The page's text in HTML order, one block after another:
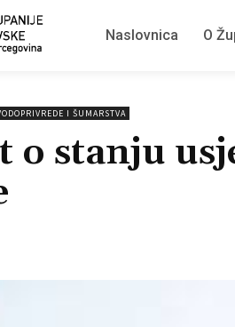
Naslovnica O
I ŠUMARSTVA
o stanju